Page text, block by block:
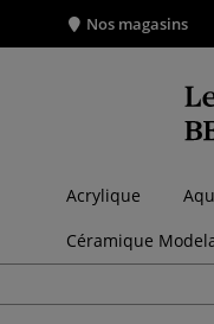
Nos magasins
Acrylique
Céramique